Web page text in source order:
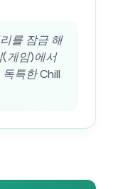
를 잠금 해
(게임)에서
특한 Chill